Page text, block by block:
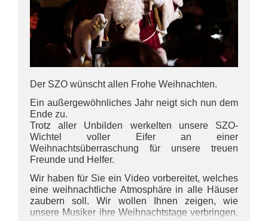
Der SZO wünscht allen Frohe Weihnachten.
Ein außergewöhnliches Jahr neigt sich nun dem
Ende zu.
Trotz aller Unbilden werkelten unsere SZO-
Wichtel voller Eifer an einer
Weihnachtsüberraschung für unsere treuen
Freunde und Helfer.
Wir haben für Sie ein Video vorbereitet, welches
eine weihnachtliche Atmosphäre in alle Häuser
zaubern soll. Wir wollen Ihnen zeigen, wie
unsere Musiker ihre Weihnachtstage verbringen.